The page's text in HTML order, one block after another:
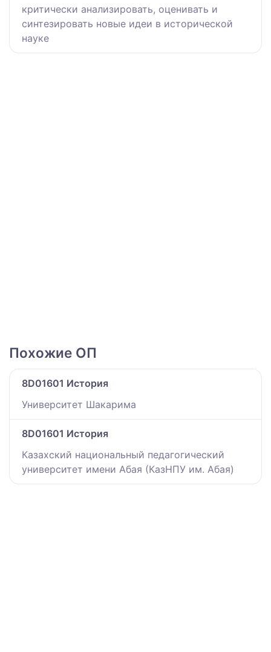
критически анализировать, оценивать и
синтезировать новые идеи в исторической
науке
Похожие ОП
8D01601 История
Университет Шакарима
8D01601 История
Казахский национальный педагогический
университет имени Абая (КазНПУ им. Абая)